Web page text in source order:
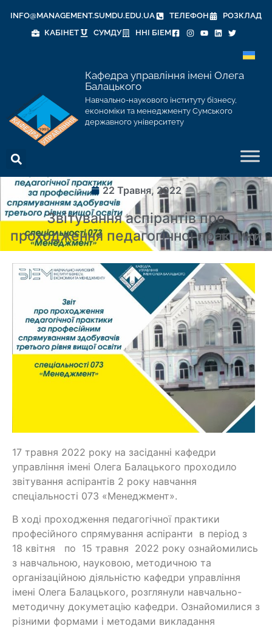
INFO@MANAGEMENT.SUMDU.EDU.UA ТЕЛЕФОН
РОЗКЛАД
КАБІНЕТ
СУМДУ ННІ БІЕМ
Кафедра управління імені Олега
Балацького
Навчально-наукового інституту бізнесу,
економіки та менеджменту Сумського
державного університету
22 Травня, 2022
Звітування аспірантів про
проходження педагогічної практики
17 травня 2022 року на засіданні кафедри
управління імені Олега Балацького проходило
звітування аспірантів 2 року навчання
спеціальності 073 «Менеджмент».
В ході проходження педагогічної практики
професійного спрямування аспіранти в період з
18 квітня по 15 травня 2022 року ознайомились
з навчальною, науковою, методичною та
організаційною діяльністю кафедри управління
імені Олега Балацького, розглянули навчально-
методичну докуметацію кафедри. Ознайомилися з
різними формами і методами викладання